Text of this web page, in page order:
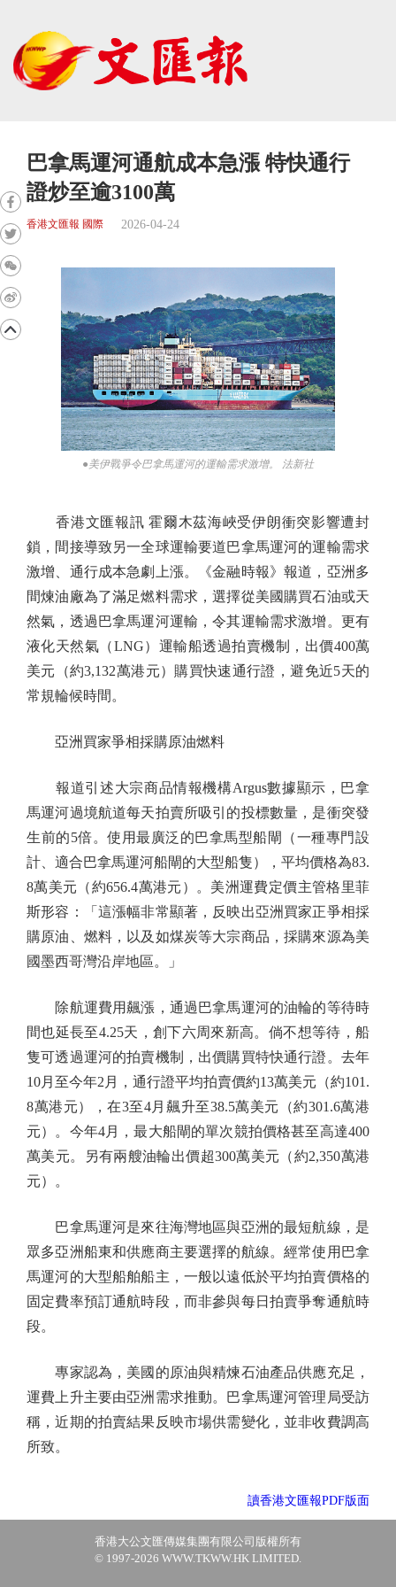
巴拿馬運河通航成本急漲 特快通行
證炒至逾3100萬
香港文匯報 國際 2026-04-24
●美伊戰爭令巴拿馬運河的運輸需求激增。 法新社
香港文匯報訊 霍爾木茲海峽受伊朗衝突影響遭封
鎖，間接導致另一全球運輸要道巴拿馬運河的運輸需求
激增、通行成本急劇上漲。《金融時報》報道，亞洲多
間煉油廠為了滿足燃料需求，選擇從美國購買石油或天
然氣，透過巴拿馬運河運輸，令其運輸需求激增。更有
液化天然氣（LNG）運輸船透過拍賣機制，出價400萬
美元（約3,132萬港元）購買快速通行證，避免近5天的
常規輪候時間。
亞洲買家爭相採購原油燃料
報道引述大宗商品情報機構Argus數據顯示，巴拿
馬運河過境航道每天拍賣所吸引的投標數量，是衝突發
生前的5倍。使用最廣泛的巴拿馬型船閘（一種專門設
計、適合巴拿馬運河船閘的大型船隻），平均價格為83.
8萬美元（約656.4萬港元）。美洲運費定價主管格里菲
斯形容：「這漲幅非常顯著，反映出亞洲買家正爭相採
購原油、燃料，以及如煤炭等大宗商品，採購來源為美
國墨西哥灣沿岸地區。」
除航運費用飆漲，通過巴拿馬運河的油輪的等待時
間也延長至4.25天，創下六周來新高。倘不想等待，船
隻可透過運河的拍賣機制，出價購買特快通行證。去年
10月至今年2月，通行證平均拍賣價約13萬美元（約101.
8萬港元），在3至4月飆升至38.5萬美元（約301.6萬港
元）。今年4月，最大船閘的單次競拍價格甚至高達400
萬美元。另有兩艘油輪出價超300萬美元（約2,350萬港
元）。
巴拿馬運河是來往海灣地區與亞洲的最短航線，是
眾多亞洲船東和供應商主要選擇的航線。經常使用巴拿
馬運河的大型船舶船主，一般以遠低於平均拍賣價格的
固定費率預訂通航時段，而非參與每日拍賣爭奪通航時
段。
專家認為，美國的原油與精煉石油產品供應充足，
運費上升主要由亞洲需求推動。巴拿馬運河管理局受訪
稱，近期的拍賣結果反映市場供需變化，並非收費調高
所致。
讀香港文匯報PDF版面
香港大公文匯傳媒集團有限公司版權所有
© 1997-2026 WWW.TKWW.HK LIMITED.